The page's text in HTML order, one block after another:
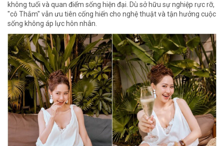
không tuổi và quan điểm sống hiện đại. Dù sở hữu sự nghiệp rực rỡ,
"cô Thắm" vẫn ưu tiên cống hiến cho nghệ thuật và tận hưởng cuộc
sống không áp lực hôn nhân.